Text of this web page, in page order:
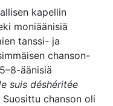
kapellin
moniäänisiä
tanssi- ja
chanson-
äänisiä
suis déshéritée
chanson oli